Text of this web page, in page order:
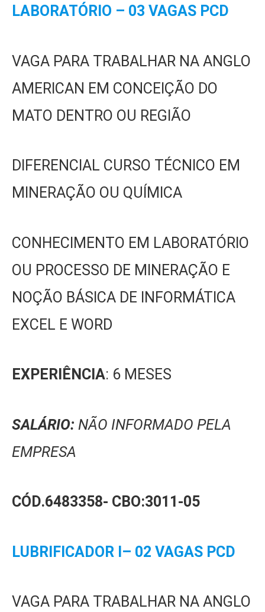
LABORATÓRIO – 03 VAGAS PCD
VAGA PARA TRABALHAR NA ANGLO
AMERICAN EM CONCEIÇÃO DO
MATO DENTRO OU REGIÃO
DIFERENCIAL CURSO TÉCNICO EM
MINERAÇÃO OU QUÍMICA
CONHECIMENTO EM LABORATÓRIO
OU PROCESSO DE MINERAÇÃO E
NOÇÃO BÁSICA DE INFORMÁTICA
EXCEL E WORD
EXPERIÊNCIA: 6 MESES
SALÁRIO: NÃO INFORMADO PELA
EMPRESA
CÓD.6483358- CBO:3011-05
LUBRIFICADOR I– 02 VAGAS PCD
VAGA PARA TRABALHAR NA ANGLO